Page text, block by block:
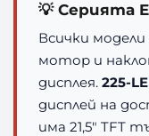
💡 Серията
Всички
мотор и
дисплея.225-
дисплей на
има 21,5″ TFT